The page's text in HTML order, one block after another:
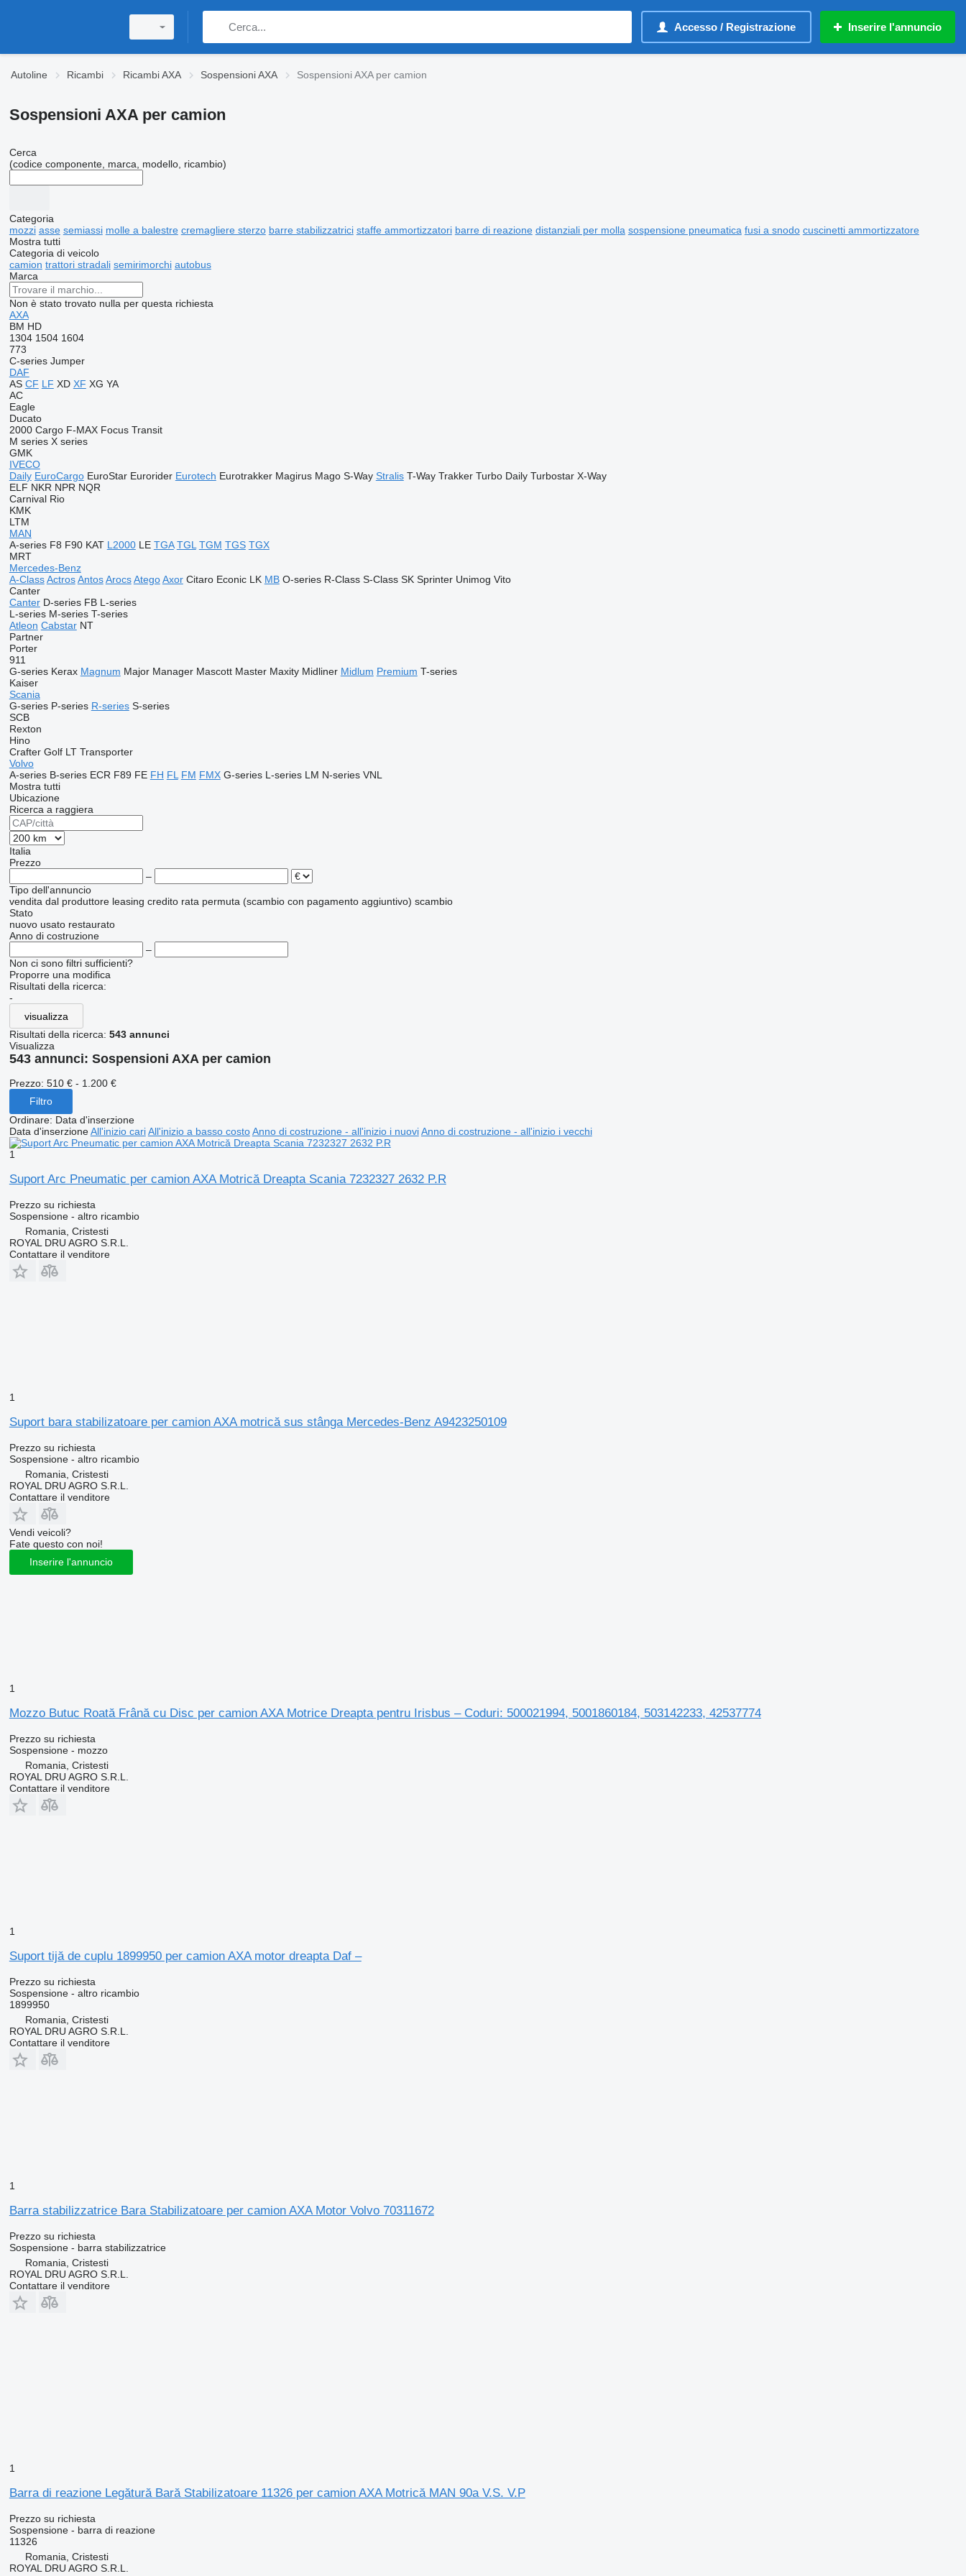
Accesso / Registrazione Inserire l'annuncio
Autoline Ricambi Ricambi AXA Sospensioni AXA Sospensioni AXA per camion
Sospensioni AXA per camion
Cerca
(codice componente, marca, modello, ricambio)
Categoria
mozzi asse semiassi molle a balestre cremagliere sterzo barre stabilizzatrici staffe ammortizzatori barre di reazione distanziali per molla sospensione pneumatica fusi a snodo cuscinetti ammortizzatore
Mostra tutti
Categoria di veicolo
camion trattori stradali semirimorchi autobus
Marca
Non è stato trovato nulla per questa richiesta
AXA
BM HD
1304 1504 1604
773
C-series Jumper
DAF
AS CF LF XD XF XG YA
AC
Eagle
Ducato
2000 Cargo F-MAX Focus Transit
M series X series
GMK
IVECO
Daily EuroCargo EuroStar Eurorider Eurotech Eurotrakker Magirus Mago S-Way Stralis T-Way Trakker Turbo Daily Turbostar X-Way
ELF NKR NPR NQR
Carnival Rio
KMK
LTM
MAN
A-series F8 F90 KAT L2000 LE TGA TGL TGM TGS TGX
MRT
Mercedes-Benz
A-Class Actros Antos Arocs Atego Axor Citaro Econic LK MB O-series R-Class S-Class SK Sprinter Unimog Vito
Canter
Canter D-series FB L-series
L-series M-series T-series
Atleon Cabstar NT
Partner
Porter
911
G-series Kerax Magnum Major Manager Mascott Master Maxity Midliner Midlum Premium T-series
Kaiser
Scania
G-series P-series R-series S-series
SCB
Rexton
Hino
Crafter Golf LT Transporter
Volvo
A-series B-series ECR F89 FE FH FL FM FMX G-series L-series LM N-series VNL
Mostra tutti
Ubicazione
Ricerca a raggiera
Italia
Prezzo
–
Tipo dell'annuncio
vendita dal produttore leasing credito rata permuta (scambio con pagamento aggiuntivo) scambio
Stato
nuovo usato restaurato
Anno di costruzione
–
Non ci sono filtri sufficienti?
Proporre una modifica
Risultati della ricerca:
-
visualizza
Risultati della ricerca: 543 annunci
Visualizza
543 annunci: Sospensioni AXA per camion
Prezzo: 510 € - 1.200 €
Filtro
Ordinare: Data d'inserzione
Data d'inserzione All'inizio cari All'inizio a basso costo Anno di costruzione - all'inizio i nuovi Anno di costruzione - all'inizio i vecchi
1
Suport Arc Pneumatic per camion AXA Motrică Dreapta Scania 7232327 2632 P.R
Prezzo su richiesta
Sospensione - altro ricambio
Romania, Cristesti
ROYAL DRU AGRO S.R.L.
Contattare il venditore
1
Suport bara stabilizatoare per camion AXA motrică sus stânga Mercedes-Benz A9423250109
Prezzo su richiesta
Sospensione - altro ricambio
Romania, Cristesti
ROYAL DRU AGRO S.R.L.
Contattare il venditore
Vendi veicoli?
Fate questo con noi!
Inserire l'annuncio
1
Mozzo Butuc Roată Frână cu Disc per camion AXA Motrice Dreapta pentru Irisbus – Coduri: 500021994, 5001860184, 503142233, 42537774
Prezzo su richiesta
Sospensione - mozzo
Romania, Cristesti
ROYAL DRU AGRO S.R.L.
Contattare il venditore
1
Suport tijă de cuplu 1899950 per camion AXA motor dreapta Daf –
Prezzo su richiesta
Sospensione - altro ricambio
1899950
Romania, Cristesti
ROYAL DRU AGRO S.R.L.
Contattare il venditore
1
Barra stabilizzatrice Bara Stabilizatoare per camion AXA Motor Volvo 70311672
Prezzo su richiesta
Sospensione - barra stabilizzatrice
Romania, Cristesti
ROYAL DRU AGRO S.R.L.
Contattare il venditore
1
Barra di reazione Legătură Bară Stabilizatoare 11326 per camion AXA Motrică MAN 90a V.S. V.P
Prezzo su richiesta
Sospensione - barra di reazione
11326
Romania, Cristesti
ROYAL DRU AGRO S.R.L.